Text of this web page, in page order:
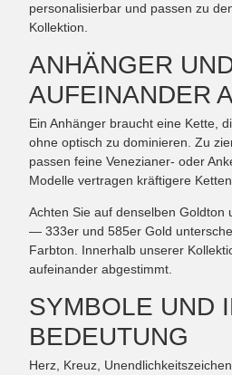
personalisierbar und passen zu
Kollektion.
ANHÄNGER
AUFEINANDER
Ein Anhänger braucht eine Kette,
ohne optisch zu dominieren. Zu
passen feine Venezianer- oder
Modelle vertragen kräftigere Ketten.
Achten Sie auf denselben Goldton
— 333er und 585er Gold
Farbton. Innerhalb unserer
aufeinander abgestimmt.
SYMBOLE UND
BEDEUTUNG
Herz, Kreuz,